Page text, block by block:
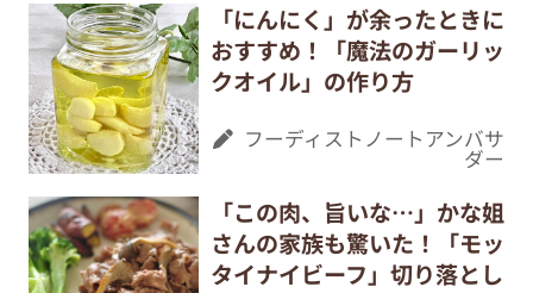
「にんにく」が余ったときに
おすすめ！「魔法のガーリッ
クオイル」の作り方
フーディストノートアンバサ
ダー
「この肉、旨いな…」かな姐
さんの家族も驚いた！「モッ
タイナイビーフ」切り落とし